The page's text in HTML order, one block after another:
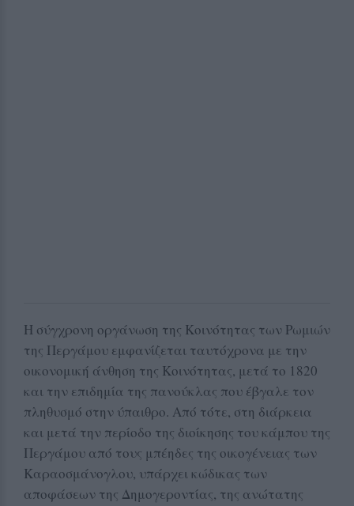
Η σύγχρονη οργάνωση της Κοινότητας των Ρωμιών
της Περγάμου εμφανίζεται ταυτόχρονα με την
οικονομική άνθηση της Κοινότητας, μετά το 1820
και την επιδημία της πανούκλας που έβγαλε τον
πληθυσμό στην ύπαιθρο. Από τότε, στη διάρκεια
και μετά την περίοδο της διοίκησης του κάμπου της
Περγάμου από τους μπέηδες της οικογένειας των
Καραοσμάνογλου, υπάρχει κώδικας των
αποφάσεων της Δημογεροντίας, της ανώτατης